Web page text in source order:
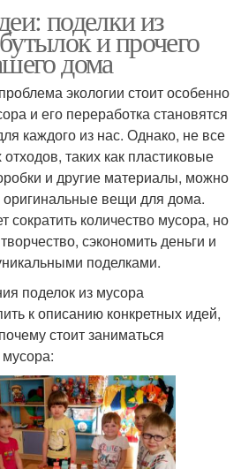
поделки из
и прочего
дома
экологии стоит особенно
и его переработка становятся
каждого из нас. Однако, не все
таких как пластиковые
и другие материалы, можно
оригинальные вещи для дома.
сократить количество мусора, но
сэкономить деньги и
поделками.
поделок из мусора
к описанию конкретных идей,
стоит заниматься